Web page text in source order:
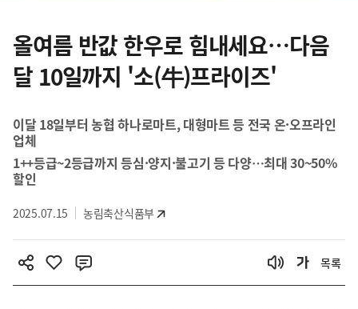
텐
츠
영
올여름 반값 한우로 힘내세요…다음
달 10일까지 '소(牛)프라이즈'
이달 18일부터 농협 하나로마트, 대형마트 등 전국 온·오프라인
업체
1++등급~2등급까지 등심·양지·불고기 등 다양…최대 30~50%
할인
2025.07.15 농림축산식품부
목록